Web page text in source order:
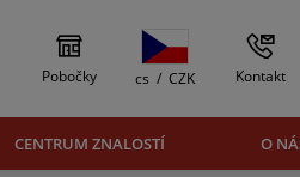
Pobočky cs / CZK Kontakt
CENTRUM ZNALOSTÍ O